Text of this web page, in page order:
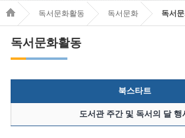
독서문화활동 독서문화 독서
독서문화활동
북스타트
도서관 주간 및 독서의 달 행